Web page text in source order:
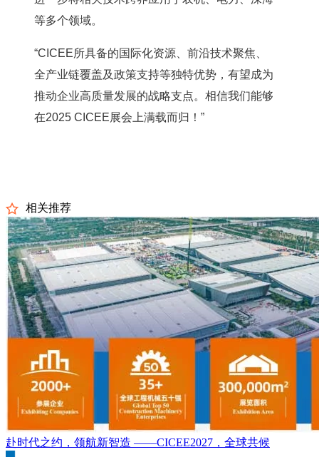
等多个领域。
“CICEE所具备的国际化资源、前沿技术聚焦、
全产业链覆盖及政策支持等独特优势，有望成为
推动企业高质量发展的战略支点。相信我们能够
在2025 CICEE展会上满载而归！”
相关推荐
赴时代之约，领航新智造 ——CICEE2027，全球共候